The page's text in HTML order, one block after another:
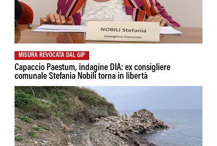
MISURA REVOCATA DAL GIP
Capaccio Paestum, indagine DIA: ex consigliere
comunale Stefania Nobili torna in libertà